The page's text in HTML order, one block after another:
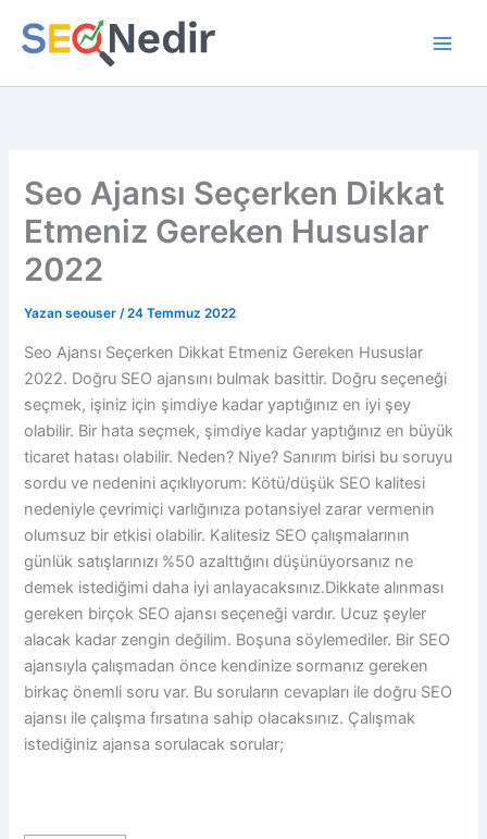
atla
Seo Ajansı Seçerken Dikkat
Etmeniz Gereken Hususlar
2022
Yazan seouser/24 Temmuz 2022
Seo Ajansı Seçerken Dikkat Etmeniz Gereken Hususlar
2022. Doğru SEO ajansını bulmak basittir. Doğru seçeneği
seçmek, işiniz için şimdiye kadar yaptığınız en iyi şey
olabilir. Bir hata seçmek, şimdiye kadar yaptığınız en büyük
ticaret hatası olabilir. Neden? Niye? Sanırım birisi bu soruyu
sordu ve nedenini açıklıyorum: Kötü/düşük SEO kalitesi
nedeniyle çevrimiçi varlığınıza potansiyel zarar vermenin
olumsuz bir etkisi olabilir. Kalitesiz SEO çalışmalarının
günlük satışlarınızı %50 azalttığını düşünüyorsanız ne
demek istediğimi daha iyi anlayacaksınız.Dikkate alınması
gereken birçok SEO ajansı seçeneği vardır. Ucuz şeyler
alacak kadar zengin değilim. Boşuna söylemediler. Bir SEO
ajansıyla çalışmadan önce kendinize sormanız gereken
birkaç önemli soru var. Bu soruların cevapları ile doğru SEO
ajansı ile çalışma fırsatına sahip olacaksınız. Çalışmak
istediğiniz ajansa sorulacak sorular;